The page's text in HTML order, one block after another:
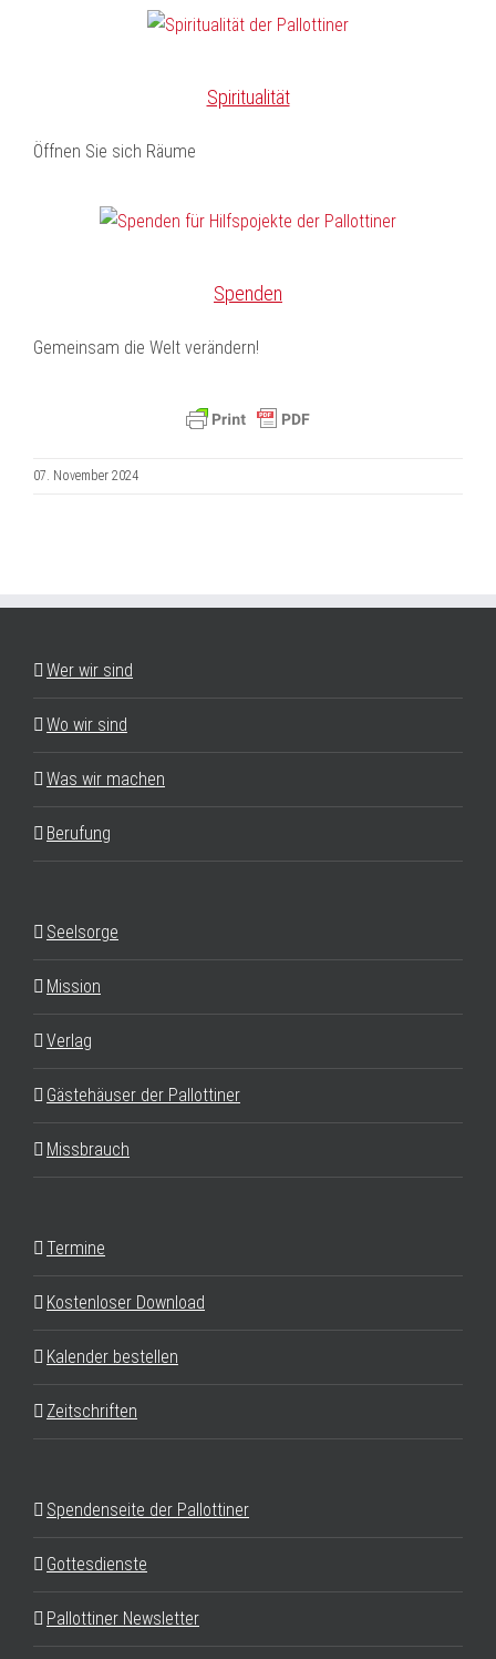
Spiritualität
Öffnen Sie sich Räume
Spenden
Gemeinsam die Welt verändern!
07. November 2024
Wer wir sind
Wo wir sind
Was wir machen
Berufung
Seelsorge
Mission
Verlag
Gästehäuser der Pallottiner
Missbrauch
Termine
Kostenloser Download
Kalender bestellen
Zeitschriften
Spendenseite der Pallottiner
Gottesdienste
Pallottiner Newsletter